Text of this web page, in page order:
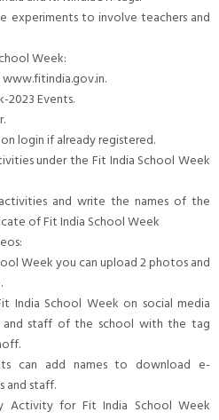
experiments to involve teachers and
Week:
www.fitindia.gov.in.
2023 Events.
login if already registered.
under the Fit India School Week
and write the names of the
of Fit India School Week
Week you can upload 2 photos and
India School Week on social media
and staff of the school with the tag
can add names to download e-
and staff.
Activity for Fit India School Week